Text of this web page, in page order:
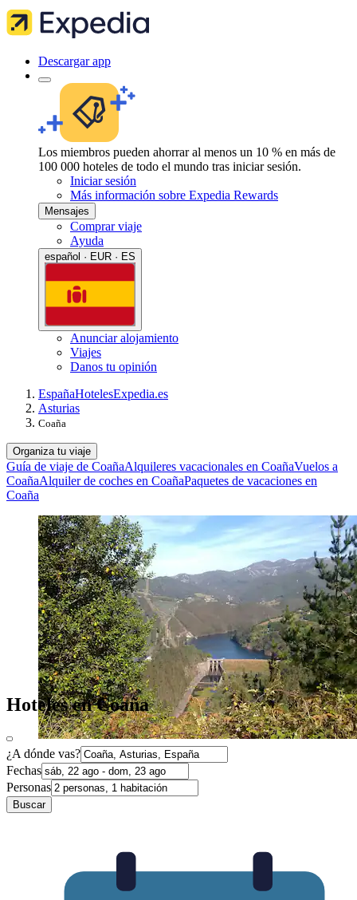
Descargar app
Los miembros pueden ahorrar al menos un 10 % en más de
100 000 hoteles de todo el mundo tras iniciar sesión.
Iniciar sesión
Más información sobre Expedia Rewards
Mensajes
Comprar viaje
Ayuda
español · EUR · ES
Anunciar alojamiento
Viajes
Danos tu opinión
EspañaHotelesExpedia.es
Asturias
Coaña
Organiza tu viaje
Guía de viaje de CoañaAlquileres vacacionales en CoañaVuelos a
CoañaAlquiler de coches en CoañaPaquetes de vacaciones en
Coaña
Hoteles en Coaña
¿A dónde vas?
Fechas
Personas
Buscar